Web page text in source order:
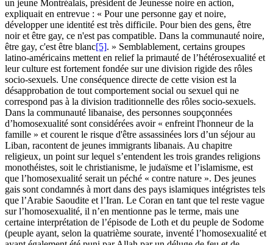
un jeune Montréalais, président de Jeunesse noire en action,
expliquait en entrevue : « Pour une personne gay et noire,
développer une identité est très difficile. Pour bien des gens, être
noir et être gay, ce n'est pas compatible. Dans la communauté noire,
être gay, c'est être blanc[5]. » Semblablement, certains groupes
latino-américains mettent en relief la primauté de l’hétérosexualité et
leur culture est fortement fondée sur une division rigide des rôles
socio-sexuels. Une conséquence directe de cette vision est la
désapprobation de tout comportement social ou sexuel qui ne
correspond pas à la division traditionnelle des rôles socio-sexuels.
Dans la communauté libanaise, des personnes soupçonnées
d’homosexualité sont considérées avoir « enfreint l'honneur de la
famille » et courent le risque d'être assassinées lors d’un séjour au
Liban, racontent de jeunes immigrants libanais. Au chapitre
religieux, un point sur lequel s’entendent les trois grandes religions
monothéistes, soit le christianisme, le judaïsme et l’islamisme, est
que l’homosexualité serait un péché « contre nature ». Des jeunes
gais sont condamnés à mort dans des pays islamiques intégristes tels
que l’Arabie Saoudite et l’Iran. Le Coran en tant que tel reste vague
sur l’homosexualité, il n’en mentionne pas le terme, mais une
certaine interprétation de l’épisode de Loth et du peuple de Sodome
(peuple ayant, selon la quatrième sourate, inventé l’homosexualité et